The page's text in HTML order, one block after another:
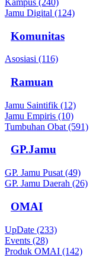
Jamu Digital (124)
Komunitas
Asosiasi (116)
Ramuan
Jamu Saintifik (12)
Jamu Empiris (10)
Tumbuhan Obat (591)
GP.Jamu
GP. Jamu Pusat (49)
GP. Jamu Daerah (26)
OMAI
UpDate (233)
Events (28)
Produk OMAI (142)